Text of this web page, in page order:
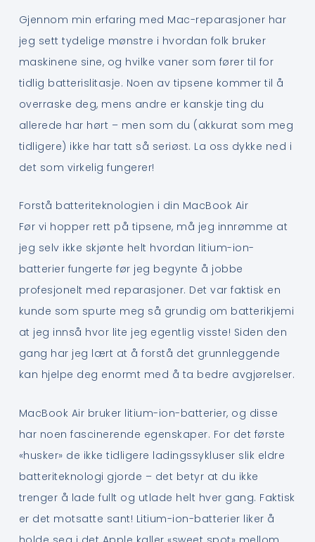
Gjennom min erfaring med Mac-reparasjoner har
jeg sett tydelige mønstre i hvordan folk bruker
maskinene sine, og hvilke vaner som fører til for
tidlig batterislitasje. Noen av tipsene kommer til å
overraske deg, mens andre er kanskje ting du
allerede har hørt – men som du (akkurat som meg
tidligere) ikke har tatt så seriøst. La oss dykke ned i
det som virkelig fungerer!
Forstå batteriteknologien i din MacBook Air
Før vi hopper rett på tipsene, må jeg innrømme at
jeg selv ikke skjønte helt hvordan litium-ion-
batterier fungerte før jeg begynte å jobbe
profesjonelt med reparasjoner. Det var faktisk en
kunde som spurte meg så grundig om batterikjemi
at jeg innså hvor lite jeg egentlig visste! Siden den
gang har jeg lært at å forstå det grunnleggende
kan hjelpe deg enormt med å ta bedre avgjørelser.
MacBook Air bruker litium-ion-batterier, og disse
har noen fascinerende egenskaper. For det første
«husker» de ikke tidligere ladingssykluser slik eldre
batteriteknologi gjorde – det betyr at du ikke
trenger å lade fullt og utlade helt hver gang. Faktisk
er det motsatte sant! Litium-ion-batterier liker å